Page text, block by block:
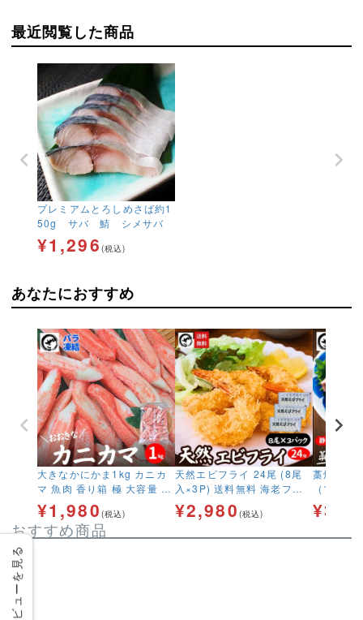
最近閲覧した商品
プレミアムとろしめさば約1
50g サバ 鯖 シメサバ
¥1,296 (税込)
あなたにおすすめ
大きなかにかま1kg カニカ
マ 魚肉 香り箱 極 大容量 サ
ラダ 生食用
¥1,980 (税込)
天然エビフライ 24尾 (8尾
入×3P) 送料無料 海老フラ
イ えびフライ 冷凍エビフラ
イ 冷凍 無頭エビフライ 天
¥2,980 (税込)
藁焼きか
（1節約
料無料 カ
タキ カツ
¥
おすすめ商品
レビューを見る